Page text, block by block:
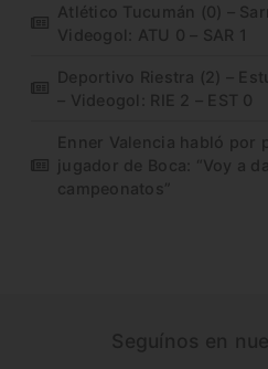
Atlético Tucumán (0) –
Videogol: ATU 0 – SAR 1
Deportivo Riestra (2) –
– Videogol: RIE 2 – EST 0
Enner Valencia habló por
jugador de Boca: “Voy a
campeonatos”